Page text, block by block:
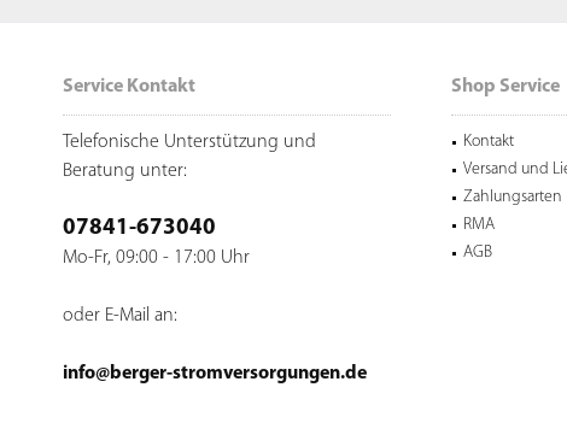
Service Kontakt
Telefonische Unterstützung und
Beratung unter:
07841-673040
Mo-Fr, 09:00 - 17:00 Uhr
oder E-Mail an:
info@berger-stromversorgungen.de
Shop Service
Kontakt
Versand und
Zahlungsarten
RMA
AGB